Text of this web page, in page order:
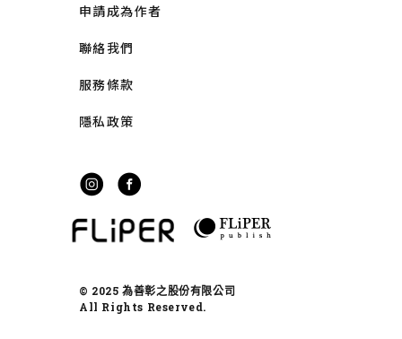
申請成為作者
聯絡我們
服務條款
隱私政策
© 2025 為善彰之股份有限公司
All Rights Reserved.